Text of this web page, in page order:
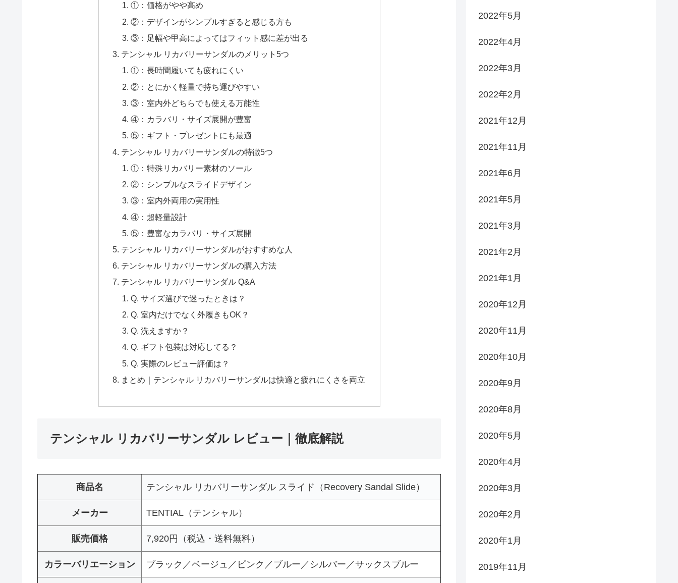
①：価格がやや高め
②：デザインがシンプルすぎると感じる方も
③：足幅や甲高によってはフィット感に差が出る
テンシャル リカバリーサンダルのメリット5つ
①：長時間履いても疲れにくい
②：とにかく軽量で持ち運びやすい
③：室内外どちらでも使える万能性
④：カラバリ・サイズ展開が豊富
⑤：ギフト・プレゼントにも最適
テンシャル リカバリーサンダルの特徴5つ
①：特殊リカバリー素材のソール
②：シンプルなスライドデザイン
③：室内外両用の実用性
④：超軽量設計
⑤：豊富なカラバリ・サイズ展開
テンシャル リカバリーサンダルがおすすめな人
テンシャル リカバリーサンダルの購入方法
テンシャル リカバリーサンダル Q&A
Q. サイズ選びで迷ったときは？
Q. 室内だけでなく外履きもOK？
Q. 洗えますか？
Q. ギフト包装は対応してる？
Q. 実際のレビュー評価は？
まとめ｜テンシャル リカバリーサンダルは快適と疲れにくさを両立
テンシャル リカバリーサンダル レビュー｜徹底解説
商品名 テンシャル リカバリーサンダル スライド（Recovery Sandal Slide）
メーカー TENTIAL（テンシャル）
販売価格 7,920円（税込・送料無料）
カラーバリエーション ブラック／ベージュ／ピンク／ブルー／シルバー／サックスブルー
2022年5月
2022年4月
2022年3月
2022年2月
2021年12月
2021年11月
2021年6月
2021年5月
2021年3月
2021年2月
2021年1月
2020年12月
2020年11月
2020年10月
2020年9月
2020年8月
2020年5月
2020年4月
2020年3月
2020年2月
2020年1月
2019年11月